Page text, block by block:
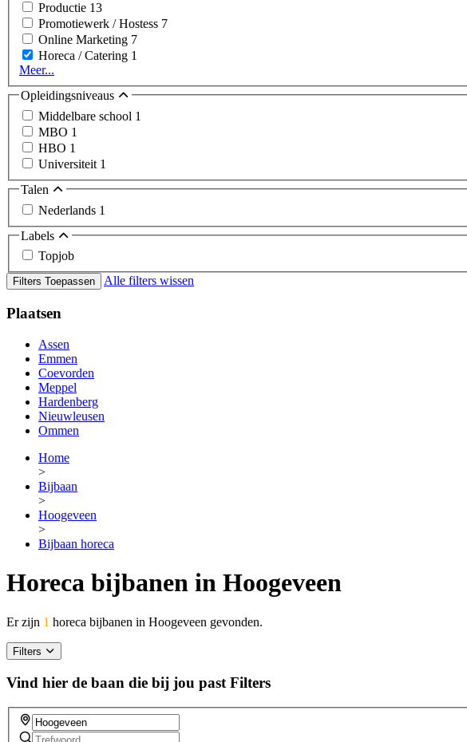
Productie 13
Promotiewerk / Hostess 7
Online Marketing 7
Horeca / Catering 1
Meer...
Opleidingsniveaus
Middelbare school 1
MBO 1
HBO 1
Universiteit 1
Talen
Nederlands 1
Labels
Topjob
Filters Toepassen Alle filters wissen
Plaatsen
Assen
Emmen
Coevorden
Meppel
Hardenberg
Nieuwleusen
Ommen
Home
>
Bijbaan
>
Hoogeveen
>
Bijbaan horeca
Horeca bijbanen in Hoogeveen
Er zijn 1 horeca bijbanen in Hoogeveen gevonden.
Filters
Vind hier de baan die bij jou past Filters